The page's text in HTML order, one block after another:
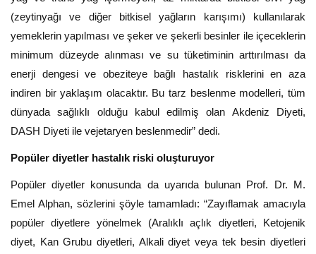
(zeytinyağı ve diğer bitkisel yağların karışımı) kullanılarak
yemeklerin yapılması ve şeker ve şekerli besinler ile içeceklerin
minimum düzeyde alınması ve su tüketiminin arttırılması da
enerji dengesi ve obeziteye bağlı hastalık risklerini en aza
indiren bir yaklaşım olacaktır. Bu tarz beslenme modelleri, tüm
dünyada sağlıklı olduğu kabul edilmiş olan Akdeniz Diyeti,
DASH Diyeti ile vejetaryen beslenmedir” dedi.
Popüler diyetler hastalık riski oluşturuyor
Popüler diyetler konusunda da uyarıda bulunan Prof. Dr. M.
Emel Alphan, sözlerini şöyle tamamladı: “Zayıflamak amacıyla
popüler diyetlere yönelmek (Aralıklı açlık diyetleri, Ketojenik
diyet, Kan Grubu diyetleri, Alkali diyet veya tek besin diyetleri